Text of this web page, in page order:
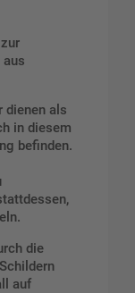
aus
dienen als
in diesem
befinden.
die
auf